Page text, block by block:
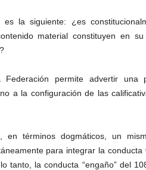
la siguiente: ¿es
material constituyen en
permite advertir una
a la configuración de las
términos dogmáticos, un
para integrar la conducta
tanto, la conducta “engaño” del